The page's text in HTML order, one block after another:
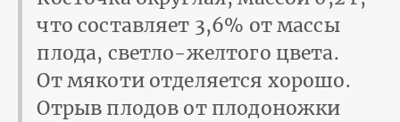
что составляет 3,6% от массы
плода, светло-желтого цвета.
От мякоти отделяется хорошо.
Отрыв плодов от плодоножки